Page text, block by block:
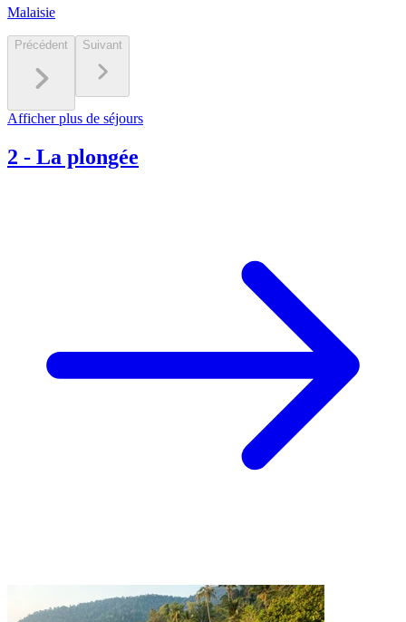
Malaisie
Précédent Suivant
Afficher plus de séjours
2 - La plongée